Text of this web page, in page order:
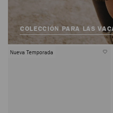
COLECCIÓN PARA LAS
Nueva Temporada